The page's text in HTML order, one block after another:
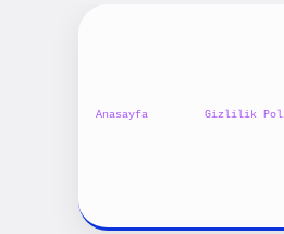
Anasayfa Gizlilik